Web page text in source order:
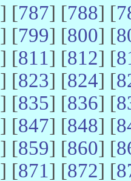
] [787] [788] [
] [799] [800] [
] [811] [812] [
] [823] [824] [
] [835] [836] [
] [847] [848] [
] [859] [860] [
] [871] [872] [